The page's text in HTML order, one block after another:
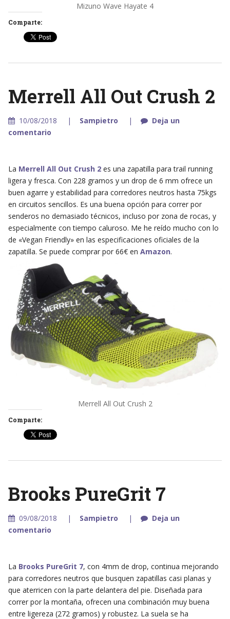
Mizuno Wave Hayate 4
Comparte:
Merrell All Out Crush 2
10/08/2018 Sampietro
Deja un
comentario
La Merrell All Out Crush 2es una zapatilla para trail running
ligera y fresca. Con 228 gramos y un drop de 6 mm ofrece un
buen agarre y estabilidad para corredores neutros hasta 75kgs
en circuitos sencillos. Es una buena opción para correr por
senderos no demasiado técnicos, incluso por zona de rocas, y
especialmente con tiempo caluroso. Me he reído mucho con lo
de «Vegan Friendly» en las especificaciones oficiales de la
zapatilla. Se puede comprar por 66€ en Amazon.
Merrell All Out Crush 2
Comparte:
Brooks PureGrit 7
09/08/2018 Sampietro
Deja un
comentario
La Brooks PureGrit 7, con 4mm de drop, continua mejorando
para corredores neutros que busquen zapatillas casi planas y
que aterricen con la parte delantera del pie. Diseñada para
correr por la montaña, ofrecen una combinación muy buena
entre ligereza (272 gramos) y robustez. La suela se ha